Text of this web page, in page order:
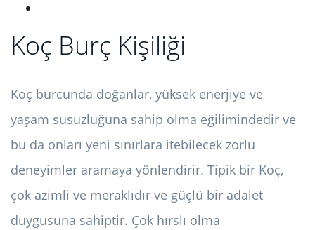
Koç Burç Kişiliği
Koç burcunda doğanlar, yüksek enerjiye ve
yaşam susuzluğuna sahip olma eğilimindedir ve
bu da onları yeni sınırlara itebilecek zorlu
deneyimler aramaya yönlendirir. Tipik bir Koç,
çok azimli ve meraklıdır ve güçlü bir adalet
duygusuna sahiptir. Çok hırslı olma